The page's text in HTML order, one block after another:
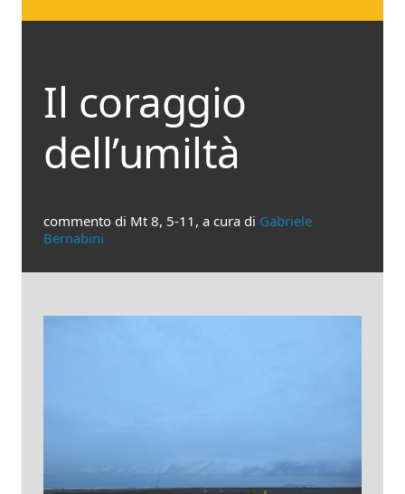
Il coraggio
dell’umiltà
commento di Mt 8, 5-11, a cura di Gabriele
Bernabini